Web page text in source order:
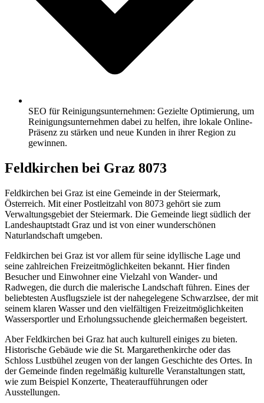
SEO für Reinigungsunternehmen: Gezielte Optimierung, um
Reinigungsunternehmen dabei zu helfen, ihre lokale Online-
Präsenz zu stärken und neue Kunden in ihrer Region zu
gewinnen.
Feldkirchen bei Graz 8073
Feldkirchen bei Graz ist eine Gemeinde in der Steiermark,
Österreich. Mit einer Postleitzahl von 8073 gehört sie zum
Verwaltungsgebiet der Steiermark. Die Gemeinde liegt südlich der
Landeshauptstadt Graz und ist von einer wunderschönen
Naturlandschaft umgeben.
Feldkirchen bei Graz ist vor allem für seine idyllische Lage und
seine zahlreichen Freizeitmöglichkeiten bekannt. Hier finden
Besucher und Einwohner eine Vielzahl von Wander- und
Radwegen, die durch die malerische Landschaft führen. Eines der
beliebtesten Ausflugsziele ist der nahegelegene Schwarzlsee, der mit
seinem klaren Wasser und den vielfältigen Freizeitmöglichkeiten
Wassersportler und Erholungssuchende gleichermaßen begeistert.
Aber Feldkirchen bei Graz hat auch kulturell einiges zu bieten.
Historische Gebäude wie die St. Margarethenkirche oder das
Schloss Lustbühel zeugen von der langen Geschichte des Ortes. In
der Gemeinde finden regelmäßig kulturelle Veranstaltungen statt,
wie zum Beispiel Konzerte, Theateraufführungen oder
Ausstellungen.